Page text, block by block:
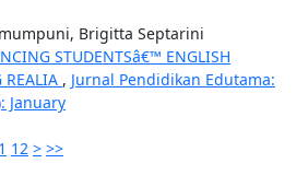
Brigitta Septarini
STUDENTSâ€™ ENGLISH
REALIA , Jurnal Pendidikan Edutama:
January
12 > >>